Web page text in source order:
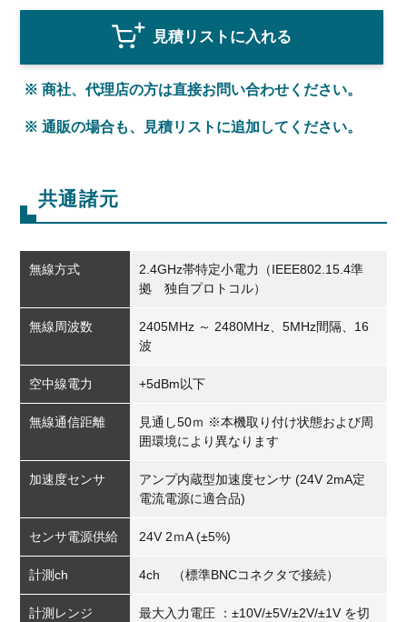
見積リストに入れる
※ 商社、代理店の方は直接お問い合わせください。
※ 通販の場合も、見積リストに追加してください。
共通諸元
無線方式
2.4GHz帯特定小電力（IEEE802.15.4準
拠 独自プロトコル）
無線周波数
2405MHz ～ 2480MHz、5MHz間隔、16
波
空中線電力 +5dBm以下
無線通信距離
見通し50ｍ ※本機取り付け状態および周
囲環境により異なります
加速度センサ
アンプ内蔵型加速度センサ (24V 2mA定
電流電源に適合品)
センサ電源供給 24V 2ｍA (±5%)
計測ch 4ch （標準BNCコネクタで接続）
計測レンジ
最大入力電圧 ：±10V/±5V/±2V/±1V を切